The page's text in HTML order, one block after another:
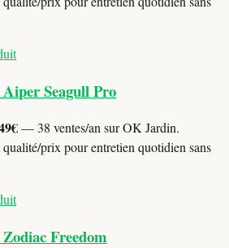
Seagull Pro
— 38 ventes/an sur OK Jardin.
prix pour entretien quotidien sans
Freedom